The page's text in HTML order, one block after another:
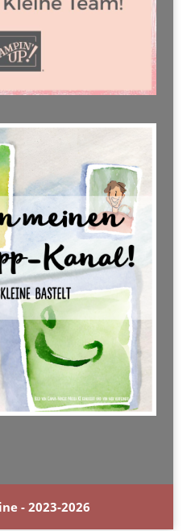
- 2023-2026